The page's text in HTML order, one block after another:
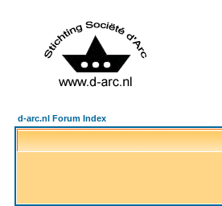
d-arc.nl Forum Index